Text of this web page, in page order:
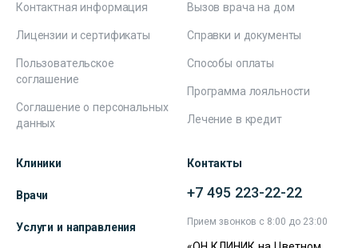
Контактная информация
Лицензии и сертификаты
Пользовательское
соглашение
Соглашение о персональных
данных
Вызов врача на дом
Справки и документы
Способы оплаты
Программа лояльности
Лечение в кредит
Клиники
Врачи
Услуги и направления
Контакты
+7 495 223-22-22
Прием звонков с 8:00 до 23:00